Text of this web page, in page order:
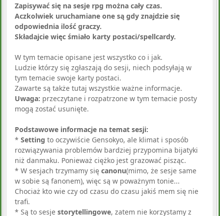
Zapisywać się na sesje rpg można cały czas.
Aczkolwiek uruchamiane one są gdy znajdzie się
odpowiednia ilość graczy.
Składajcie więc śmiało karty postaci/spellcardy.
W tym temacie opisane jest wszystko co i jak.
Ludzie którzy się zgłaszają do sesji, niech podsyłają w
tym temacie swoje karty postaci.
Zawarte są także tutaj wszystkie ważne informacje.
Uwaga: przeczytane i rozpatrzone w tym temacie posty
mogą zostać usunięte.
Podstawowe informacje na temat sesji:
* Setting to oczywiście Gensokyo, ale klimat i sposób
rozwiązywania problemów bardziej przypomina bijatyki
niż danmaku. Ponieważ ciężko jest grazować pisząc.
* W sesjach trzymamy się canonu(mimo, że sesje same
w sobie są fanonem), więc są w poważnym tonie...
Chociaż kto wie czy od czasu do czasu jakiś mem się nie
trafi.
* Są to sesje storytellingowe, zatem nie korzystamy z